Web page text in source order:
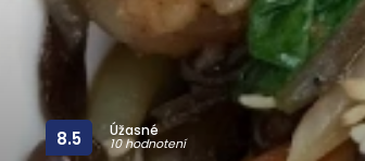
Úžasné
10 hodnotení
8.5